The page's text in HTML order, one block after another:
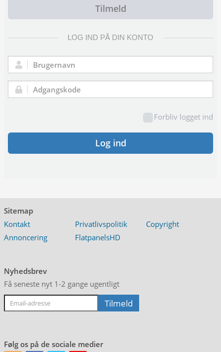
Tilmeld
LOG IND PÅ DIN KONTO
Brugernavn:
Adgangskode:
Forbliv logget ind
Log ind
Sitemap
Kontakt
Privatlivspolitik
Copyright
Annoncering
FlatpanelsHD
Nyhedsbrev
Få seneste nyt 1-2 gange ugentligt
Følg os på de sociale medier